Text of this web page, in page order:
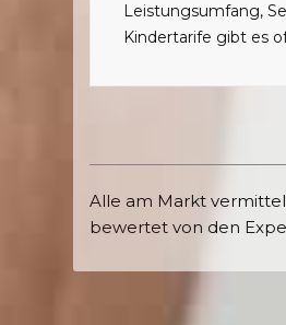
Leistungsumfang,
Kindertarife gibt es
Alle am Markt
bewertet von den